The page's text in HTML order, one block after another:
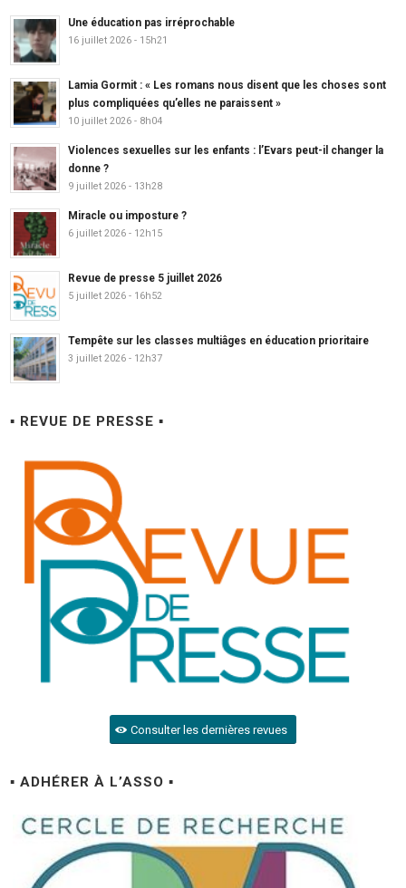
Une éducation pas irréprochable
16 juillet 2026 - 15h21
Lamia Gormit : « Les romans nous disent que les choses sont
plus compliquées qu’elles ne paraissent »
10 juillet 2026 - 8h04
Violences sexuelles sur les enfants : l’Evars peut-il changer la
donne ?
9 juillet 2026 - 13h28
Miracle ou imposture ?
6 juillet 2026 - 12h15
Revue de presse 5 juillet 2026
5 juillet 2026 - 16h52
Tempête sur les classes multiâges en éducation prioritaire
3 juillet 2026 - 12h37
▪ REVUE DE PRESSE ▪
Consulter les dernières revues
▪ ADHÉRER À L’ASSO ▪